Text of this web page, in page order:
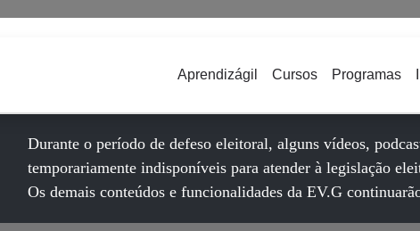
Aprendizágil Cursos Programas
Durante o período de defeso eleitoral, alguns vídeos,
temporariamente indisponíveis para atender à legislação
Os demais conteúdos e funcionalidades da EV.G